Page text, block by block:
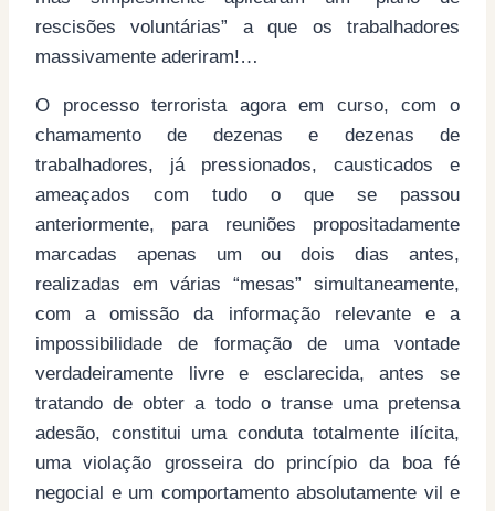
rescisões voluntárias” a que os trabalhadores
massivamente aderiram!…
O processo terrorista agora em curso, com o
chamamento de dezenas e dezenas de
trabalhadores, já pressionados, causticados e
ameaçados com tudo o que se passou
anteriormente, para reuniões propositadamente
marcadas apenas um ou dois dias antes,
realizadas em várias “mesas” simultaneamente,
com a omissão da informação relevante e a
impossibilidade de formação de uma vontade
verdadeiramente livre e esclarecida, antes se
tratando de obter a todo o transe uma pretensa
adesão, constitui uma conduta totalmente ilícita,
uma violação grosseira do princípio da boa fé
negocial e um comportamento absolutamente vil e